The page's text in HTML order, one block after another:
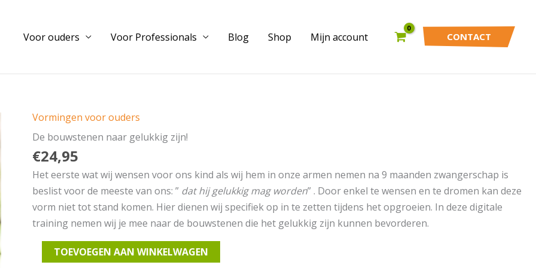
Voor ouders Voor Professionals Blog Shop Mijn account CONTACT
Vormingen voor ouders
De bouwstenen naar gelukkig zijn!
€24,95
Het eerste wat wij wensen voor ons kind als wij hem in onze armen nemen na 9 maanden zwangerschap is
beslist voor de meeste van ons: ” dat hij gelukkig mag worden” . Door enkel te wensen en te dromen kan deze
vorm niet tot stand komen. Hier dienen wij specifiek op in te zetten tijdens het opgroeien. In deze digitale
training nemen wij je mee naar de bouwstenen die het gelukkig zijn kunnen bevorderen.
bouwstenen
TOEVOEGEN AAN WINKELWAGEN